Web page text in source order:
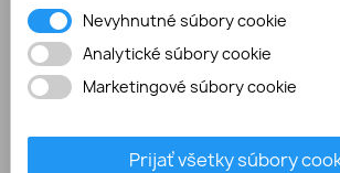
50
VÝPREDAJ!
Nevyhnutné súbory cookie
Analytické súbory cookie
Marketingové súbory cookie
Prijať všetky súbory